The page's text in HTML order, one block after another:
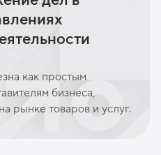
как простым
бизнеса,
рынке товаров и услуг.